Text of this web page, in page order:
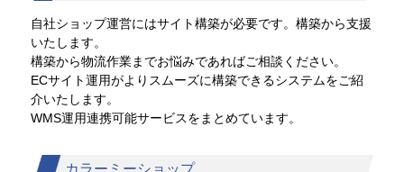
自社ショップ運営にはサイト構築が必要です。構築から支援
いたします。
構築から物流作業までお悩みであればご相談ください。
ECサイト運用がよりスムーズに構築できるシステムをご紹
介いたします。
WMS運用連携可能サービスをまとめています。